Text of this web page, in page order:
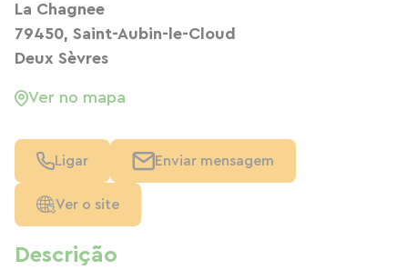
Descrição
La Chagnee
79450, Saint-Aubin-le-Cloud
Deux Sèvres
Ver no mapa
Ligar Enviar mensagem
Ver o site